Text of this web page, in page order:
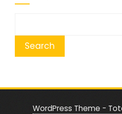
WordPress Theme -